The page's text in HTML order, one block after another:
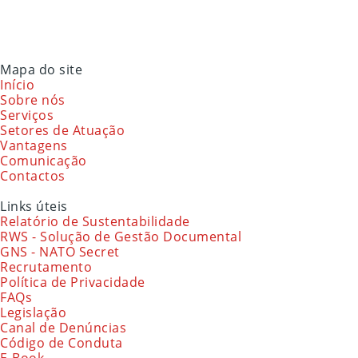
Mapa do site
Início
Sobre nós
Serviços
Setores de Atuação
Vantagens
Comunicação
Contactos
Links úteis
Relatório de Sustentabilidade
RWS - Solução de Gestão Documental
GNS - NATO Secret
Recrutamento
Política de Privacidade
FAQs
Legislação
Canal de Denúncias
Código de Conduta